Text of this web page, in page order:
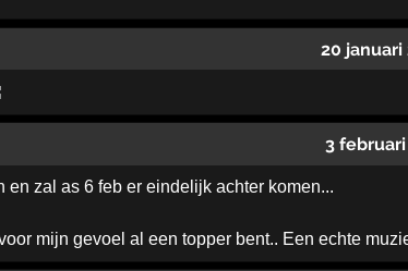
20 januari
3 februari
zal as 6 feb er eindelijk achter komen...
mijn gevoel al een topper bent.. Een echte